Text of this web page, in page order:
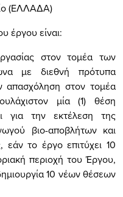
(ΕΛΛΑΔΑ)
έργου είναι:
στον τομέα των
με διεθνή πρότυπα
απασχόληση στον τομέα
μία (1) θέση
για την εκτέλεση της
βιο-αποβλήτων και
το έργο επιτύχει 10
περιοχή του Έργου,
10 νέων θέσεων